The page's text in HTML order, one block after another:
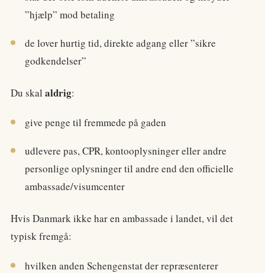
”hjælp” mod betaling
de lover hurtig tid, direkte adgang eller ”sikre
godkendelser”
Du skal aldrig:
give penge til fremmede på gaden
udlevere pas, CPR, kontooplysninger eller andre
personlige oplysninger til andre end den officielle
ambassade/visumcenter
Hvis Danmark ikke har en ambassade i landet, vil det
typisk fremgå:
hvilken anden Schengenstat der repræsenterer